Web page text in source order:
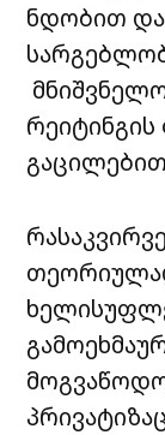
ნდობით
რეიტინგის